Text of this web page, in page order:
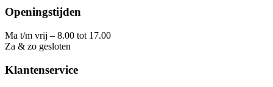
Openingstijden
Ma t/m vrij – 8.00 tot 17.00
Za & zo gesloten
Klantenservice